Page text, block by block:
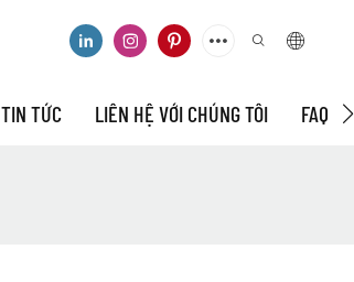
TIN TỨC LIÊN HỆ VỚI CHÚNG TÔI FAQ